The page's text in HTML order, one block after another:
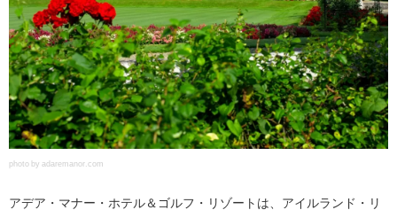
photo by adaremanor.com
アデア・マナー・ホテル＆ゴルフ・リゾートは、アイルランド・リ